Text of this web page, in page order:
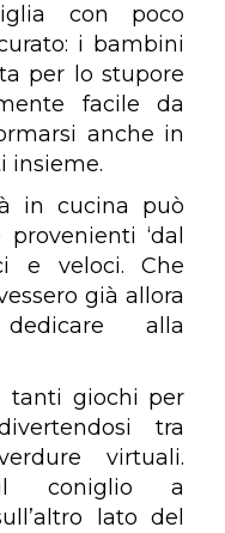
con poco
i bambini
per lo stupore
facile da
anche in
insieme.
in cucina può
‘dal
e veloci. Che
già allora
alla
tanti giochi per
tra
virtuali.
il coniglio a
lato del